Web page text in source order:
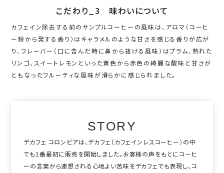
こだわり_3 味わいについて
カフェイン除去する前のサンプルコーヒーの風味は、アロマ（コーヒ
ー粉から発する香り）はキャラメルのような甘さを感じる香りが広が
り、フレーバー（口に含んだ時に鼻から抜ける風味）はプラム、熟れた
リンゴ、スイートレモンといった黄色から赤色の綺麗な酸味と甘さが
ともなったフルーティな風味が滑らかに感じられました。
STORY
デカフェ コロンビアは、デカフェ（カフェインレスコーヒー）の中
でも1番最初に販売を開始しました。お客様の声をもとにコーヒ
ーの言葉から連想される心地よい苦味をデカフェでも表現し、コ